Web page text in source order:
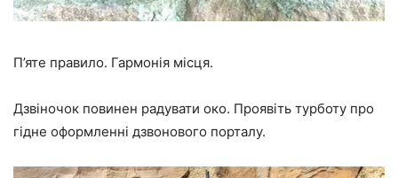
П’яте правило. Гармонія місця.
Дзвіночок повинен радувати око. Проявіть турботу про
гідне оформленні дзвонового порталу.